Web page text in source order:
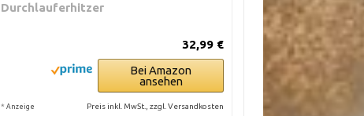
Durchlauferhitzer
32,99 €
Bei Amazon
ansehen
* Anzeige Preis inkl. MwSt., zzgl. Versandkosten